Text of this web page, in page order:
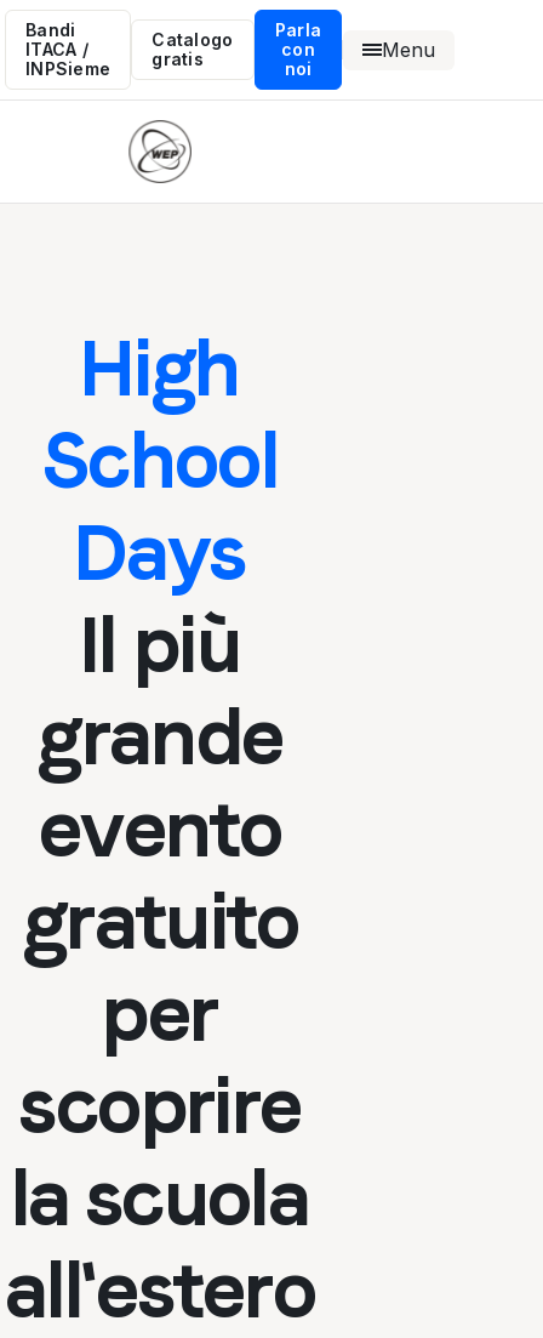
Bandi
ITACA /
INPSieme
Catalogo
gratis
Parla
con
noi
Menu
High
School
Days
Il più
grande
evento
gratuito
per
scoprire
la scuola
all'estero